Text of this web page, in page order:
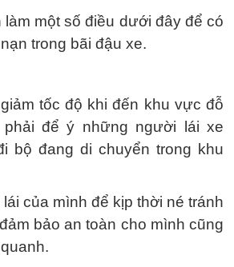
làm một số điều dưới đây để có
trong bãi đậu xe.
tốc độ khi đến khu vực đỗ
để ý những người lái xe
bộ đang di chuyển trong khu
của mình để kịp thời né tránh
bảo an toàn cho mình cũng